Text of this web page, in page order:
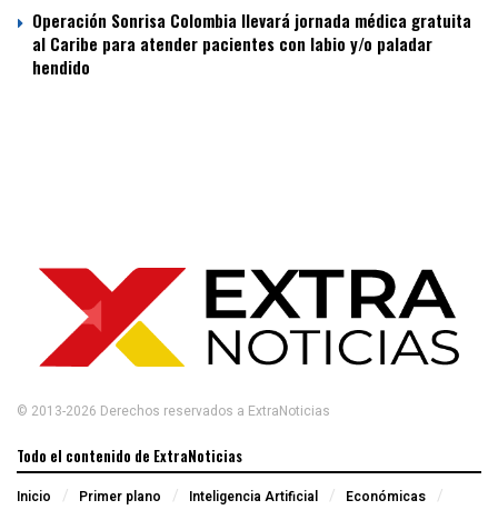
Operación Sonrisa Colombia llevará jornada médica gratuita
al Caribe para atender pacientes con labio y/o paladar
hendido
© 2013-2026 Derechos reservados a ExtraNoticias
Todo el contenido de ExtraNoticias
Inicio Primer plano Inteligencia Artificial Económicas